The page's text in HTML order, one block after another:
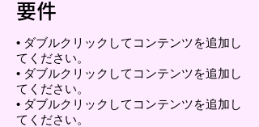
要件
• ダブルクリックしてコンテンツを追加し
てください。
• ダブルクリックしてコンテンツを追加し
てください。
• ダブルクリックしてコンテンツを追加し
てください。